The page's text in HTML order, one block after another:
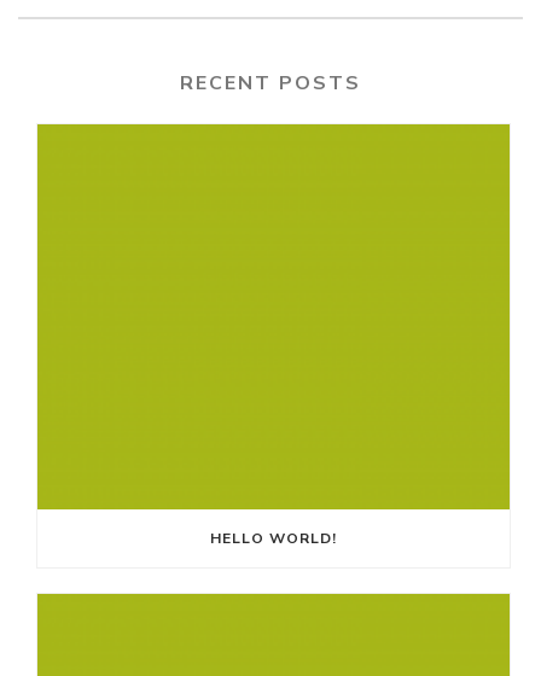
RECENT POSTS
HELLO WORLD!